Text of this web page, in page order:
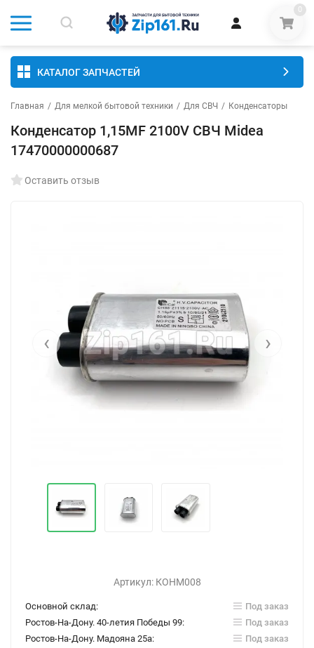
0
КАТАЛОГ ЗАПЧАСТЕЙ
Главная / Для мелкой бытовой техники / Для СВЧ / Конденсаторы
Конденсатор 1,15MF 2100V СВЧ Midea
17470000000687
Оставить отзыв
‹ ›
Артикул: КОНМ008
Основной склад:
Под заказ
Ростов-На-Дону. 40-летия Победы 99:
Под заказ
Ростов-На-Дону. Мадояна 25а:
Под заказ